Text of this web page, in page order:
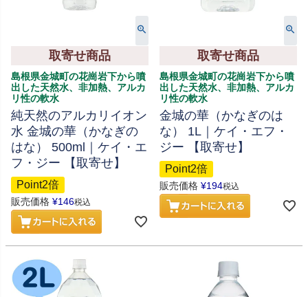
取寄せ商品
島根県金城町の花崗岩下から噴
出した天然水、非加熱、アルカ
リ性の軟水
純天然のアルカリイオン
水 金城の華（かなぎの
はな） 500ml｜ケイ・エ
フ・ジー 【取寄せ】
Point2倍
販売価格 ¥146税込
取寄せ商品
島根県金城町の花崗岩下から噴
出した天然水、非加熱、アルカ
リ性の軟水
金城の華（かなぎのは
な） 1L｜ケイ・エフ・
ジー 【取寄せ】
Point2倍
販売価格 ¥194税込